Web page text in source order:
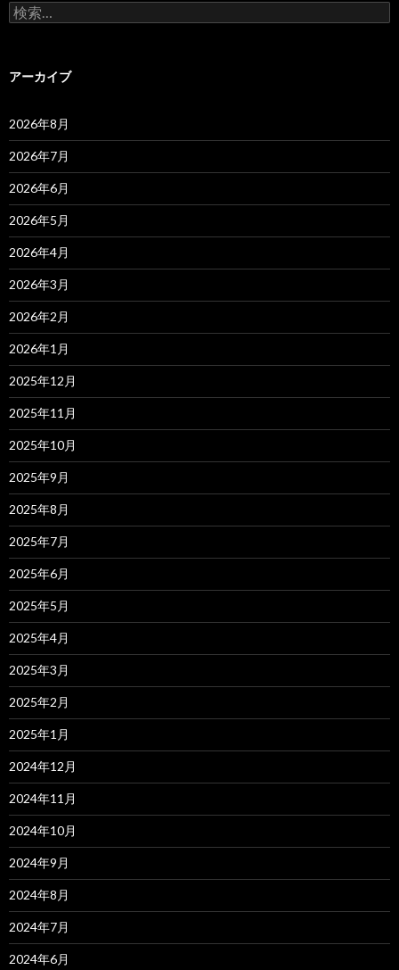
検
索:
アーカイブ
2026年8月
2026年7月
2026年6月
2026年5月
2026年4月
2026年3月
2026年2月
2026年1月
2025年12月
2025年11月
2025年10月
2025年9月
2025年8月
2025年7月
2025年6月
2025年5月
2025年4月
2025年3月
2025年2月
2025年1月
2024年12月
2024年11月
2024年10月
2024年9月
2024年8月
2024年7月
2024年6月